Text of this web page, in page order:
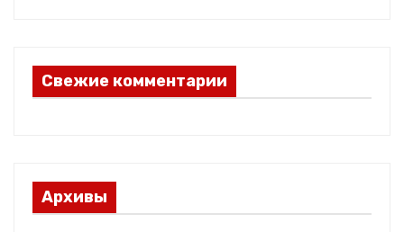
Свежие комментарии
Архивы